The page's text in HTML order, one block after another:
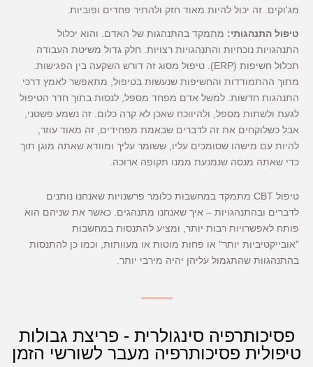
מג'וקים. זה יכול להיות מאוד חזק ולהתיר פחדים ופוביות.
טיפול התנהגותי: מתמקד בהתנהגות של האדם. והוא יכלול
התנהגויות נוכחיות והתנהגויות רצויות. חלק גדול משיטת העבודה
תכלול חשיפות (ERP). טיפול מסוג זה דורש השקעה בין הפגישות.
מתוך ההתמודדות והחשיפות שנעשות בטיפול, מתאפשר לאמץ דרכי
התנהגות חדשות. למשל אדם מפחד מספל, לנסות בתוך חדר הטיפול
לגעת ולשתות מספל, ולהיווכח שאכן לא קרה כלום. זה נשמע פשטני,
אבל כשלוקחים את זה לדברים שבאמת מפחידים, זה מאוד עוזר,
להיות עם מישהו שסומכים עליו, ששומר עליך ומוודא שאתה מוגן תוך
כדי שאתה מנסה שנמנעת ממנו תקופה ארוכה.
טיפול CBT מתמקד במחשבות כלומר פרשנויות שאנחנו נותנים
לדברים ובהתנהגויות – איך שאנחנו מתנהגים. כאשר את שניהם הוא
פותח לאפשרויות רבות יותר, ומציע להתנסות במחשבות
"אובייקטיביות יותר" או פחות מוטות או מעוותות, וכמו כן להתנסות
בהתנהגוות שהתגמול עליהן יהיה מירבי יותר.
פסיכותרפיה סינגולרית - פריצת גבולות
טיפולית פסיכותרפיה מעבר לשורשי הזמן